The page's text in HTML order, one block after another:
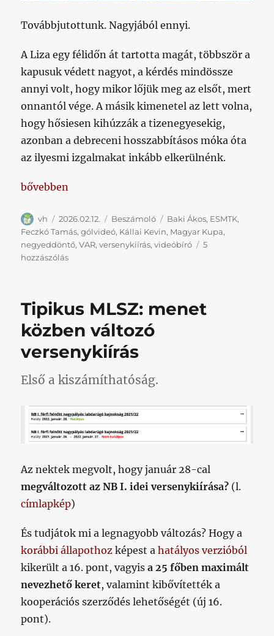
Továbbjutottunk. Nagyjából ennyi.
A Liza egy félidőn át tartotta magát, többször a
kapusuk védett nagyot, a kérdés mindössze
annyi volt, hogy mikor lőjük meg az elsőt, mert
onnantól vége. A másik kimenetel az lett volna,
hogy hősiesen kihúzzák a tizenegyesekig,
azonban a debreceni hosszabbításos móka óta
az ilyesmi izgalmakat inkább elkerülnénk.
„Baki meghúzta a váratlant és ezzel továbbfejelt
bővebben
Szerző
vh Közzétéve
2026.02.12. Kategória
Beszámoló Címke
Baki Ákos, ESMTK,
Feczkó Tamás,gólvideó, Kállai Kevin, Magyar Kupa,
negyeddöntő,VAR,versenykiírás,videóbíró
5
hozzászólásBaki
és
továbbfejelt
minket
című
bejegyzéshez
Tipikus MLSZ: menet
közben változó
versenykiírás
Első a kiszámíthatóság.
Az nektek megvolt, hogy január 28-cal
megváltozott az NB I. idei versenykiírása? (l.
címlapkép)
És tudjátok mi a legnagyobb változás? Hogy a
korábbi állapothoz képest ahatályos verzióból
kikerült a 16. pont, vagyisa 25 főben maximált
nevezhető keret, valamint kibővítették a
kooperációs szerződés lehetőségét (új 16.
pont).